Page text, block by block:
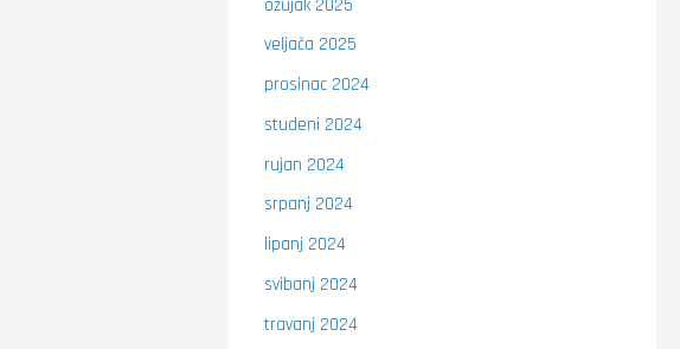
ožujak 2025
veljača 2025
prosinac 2024
studeni 2024
rujan 2024
srpanj 2024
lipanj 2024
svibanj 2024
travanj 2024